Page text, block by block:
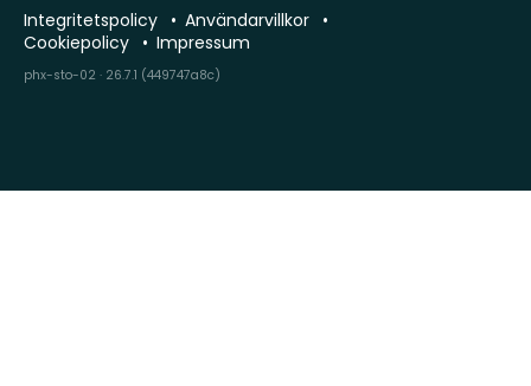
Integritetspolicy
Användarvillkor
Cookiepolicy
Impressum
phx-sto-02 · 26.7.1 (449747a8c)